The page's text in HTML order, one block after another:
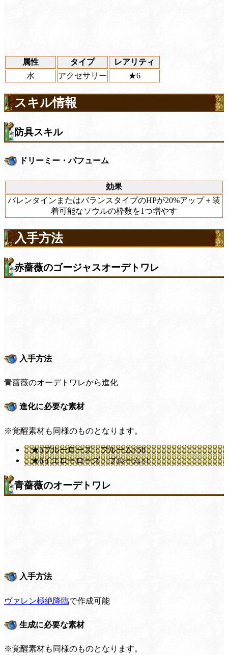
属性 タイプ
レアリティ
水
アクセサリー ★6
スキル情報
防具スキル
ドリーミー・パフューム
効果
バレンタインまたはバランスタイプのHPが20%アップ＋装
着可能なソウルの枠数を1つ増やす
入手方法
赤薔薇のゴージャスオーデトワレ
入手方法
青薔薇のオーデトワレから進化
進化に必要な素材
※覚醒素材も同様のものとなります。
★5ブルーローズ・ブルーム×50
★6イエローローズ・ブルーム×1
青薔薇のオーデトワレ
入手方法
ヴァレン極絶降臨で作成可能
生成に必要な素材
※覚醒素材も同様のものとなります。